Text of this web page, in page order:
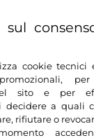
sul
cookie tecnici
sito e per
decidere a quali
rifiutare o